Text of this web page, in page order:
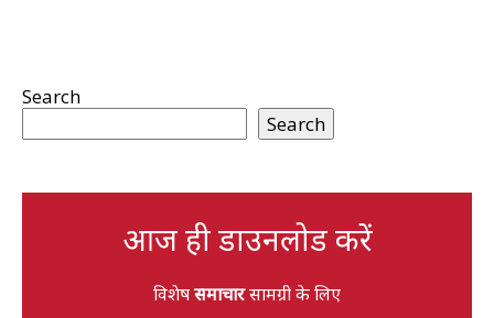
Search
Search
आज ही डाउनलोड करें
विशेषसमाचारसामग्री के लिए